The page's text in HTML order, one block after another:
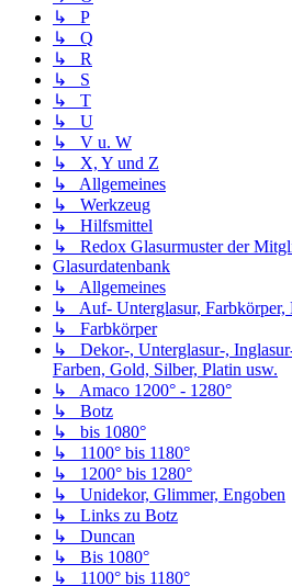
↳ P
↳ Q
↳ R
↳ S
↳ T
↳ U
↳ V u. W
↳ X, Y und Z
↳ Allgemeines
↳ Werkzeug
↳ Hilfsmittel
↳ Redox Glasurmuster der
Glasurdatenbank
↳ Allgemeines
↳ Auf- Unterglasur, Farbkörper,
↳ Farbkörper
↳ Dekor-, Unterglasur-,
Farben, Gold, Silber, Platin usw.
↳ Amaco 1200° - 1280°
↳ Botz
↳ bis 1080°
↳ 1100° bis 1180°
↳ 1200° bis 1280°
↳ Unidekor, Glimmer, Engoben
↳ Links zu Botz
↳ Duncan
↳ Bis 1080°
↳ 1100° bis 1180°